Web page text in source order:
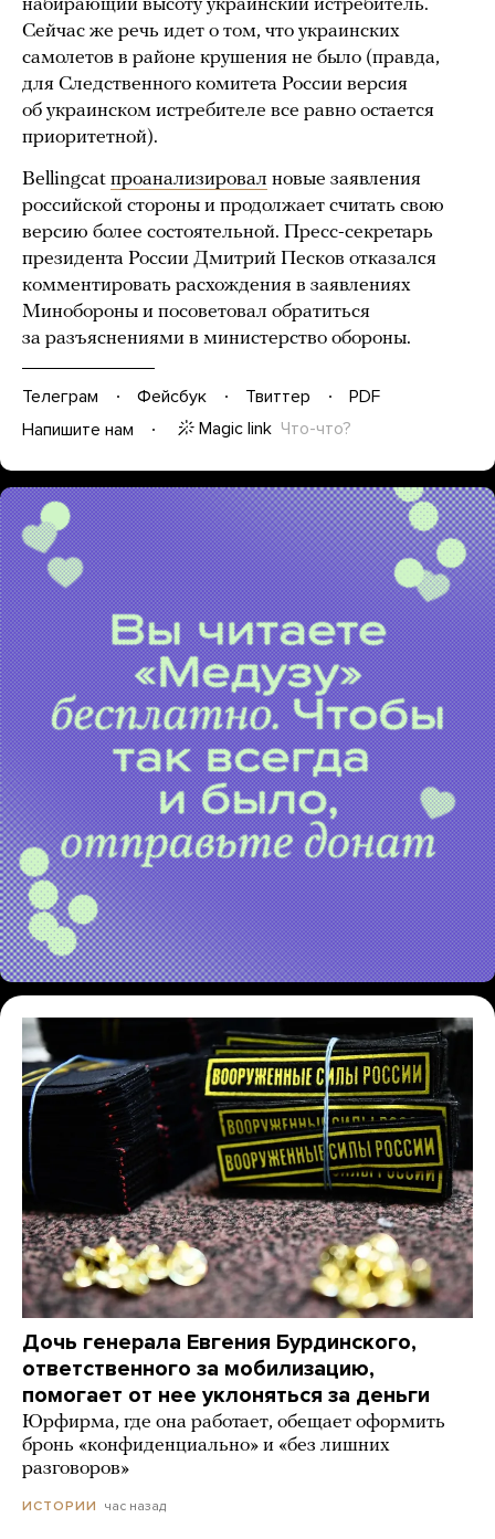
набирающий высоту украинский истребитель.
Сейчас же речь идет о том, что украинских
самолетов в районе крушения не было (правда,
для Следственного комитета России версия
об украинском истребителе все равно остается
приоритетной).
Bellingcat проанализировал новые заявления
российской стороны и продолжает считать свою
версию более состоятельной. Пресс-секретарь
президента России Дмитрий Песков отказался
комментировать расхождения в заявлениях
Минобороны и посоветовал обратиться
за разъяснениями в министерство обороны.
Телеграм Фейсбук Твиттер
PDF
Напишите нам
Magic link Что-что?
Дочь генерала Евгения Бурдинского,
ответственного за мобилизацию,
помогает от нее уклоняться за деньги
Юрфирма, где она работает, обещает оформить
бронь «конфиденциально» и «без лишних
разговоров»
ИСТОРИИ час назад